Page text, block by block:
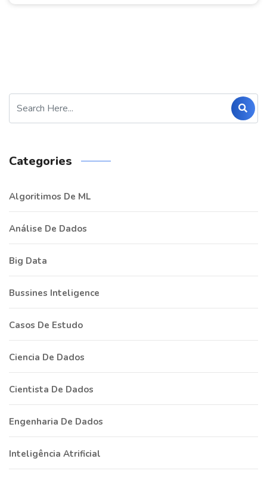
Categories
Algoritimos De ML
Análise De Dados
Big Data
Bussines Inteligence
Casos De Estudo
Ciencia De Dados
Cientista De Dados
Engenharia De Dados
Inteligência Atrificial